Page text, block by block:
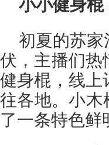
小小健身
初夏的苏
伏，主播们热
健身棍，线上
往各地。小木
了一条特色鲜